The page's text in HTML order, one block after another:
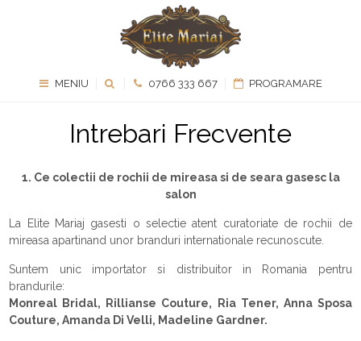
MENIU 0766 333 667 PROGRAMARE
Intrebari Frecvente
1. Ce colectii de rochii de mireasa si de seara gasesc la
salon
La Elite Mariaj gasesti o selectie atent curatoriate de rochii de
mireasa apartinand unor branduri internationale recunoscute.
Suntem unic importator si distribuitor in Romania pentru
brandurile:
Monreal Bridal, Rillianse Couture, Ria Tener, Anna Sposa
Couture, Amanda Di Velli, Madeline Gardner.